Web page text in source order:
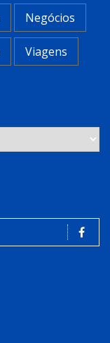
Negócios
Viagens